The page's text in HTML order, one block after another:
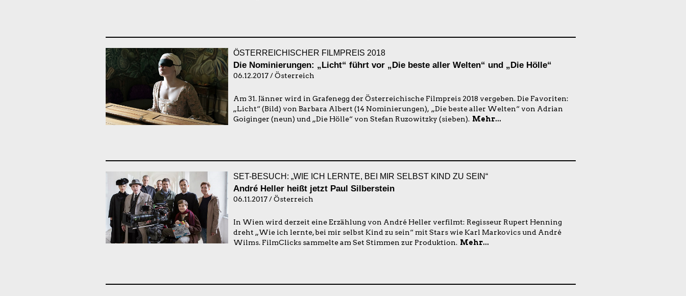
ÖSTERREICHISCHER FILMPREIS 2018
Die Nominierungen: „Licht“ führt vor „Die beste aller Welten“ und „Die Hölle“
06.12.2017 / Österreich
Am 31. Jänner wird in Grafenegg der Österreichische Filmpreis 2018 vergeben. Die Favoriten:
„Licht“ (Bild) von Barbara Albert (14 Nominierungen), „Die beste aller Welten“ von Adrian
Goiginger (neun) und „Die Hölle“ von Stefan Ruzowitzky (sieben). Mehr...
SET-BESUCH: „WIE ICH LERNTE, BEI MIR SELBST KIND ZU SEIN“
André Heller heißt jetzt Paul Silberstein
06.11.2017 / Österreich
In Wien wird derzeit eine Erzählung von André Heller verfilmt: Regisseur Rupert Henning
dreht „Wie ich lernte, bei mir selbst Kind zu sein“ mit Stars wie Karl Markovics und André
Wilms. FilmClicks sammelte am Set Stimmen zur Produktion. Mehr...